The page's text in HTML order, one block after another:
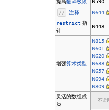
// 注释 N644
restrict 指
针
N448
增强算术类型
N815
N601
N620
N638
N657
N694
N809
灵活的数组成
员
不适